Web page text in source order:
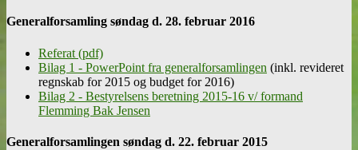
Generalforsamling søndag d. 28. februar 2016
Referat (pdf)
Bilag 1 - PowerPoint fra generalforsamlingen (inkl. revideret
regnskab for 2015 og budget for 2016)
Bilag 2 - Bestyrelsens beretning 2015-16 v/ formand
Flemming Bak Jensen
Generalforsamlingen søndag d. 22. februar 2015